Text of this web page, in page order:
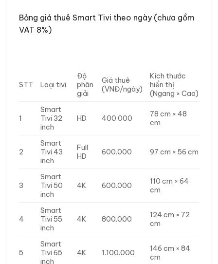
Bảng giá thuê Smart Tivi theo ngày (chưa gồm
VAT 8%)
STT Loại tivi
Độ
phân
giải
Giá thuê
(VNĐ/ngày)
Kích thước
hiển thị
(Ngang × Cao)
1
Smart
Tivi 32
inch
HD 400.000
78 cm × 48
cm
2
Smart
Tivi 43
inch
Full
HD
600.000 97 cm × 56 cm
3
Smart
Tivi 50
inch
4K 600.000
110 cm × 64
cm
4
Smart
Tivi 55
inch
4K 800.000
124 cm × 72
cm
5
Smart
Tivi 65
inch
4K 1.100.000
146 cm × 84
cm